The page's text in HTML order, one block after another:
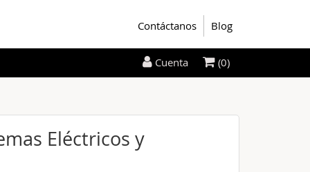
Contáctanos Blog
Eléctricos y
Cuenta (0)